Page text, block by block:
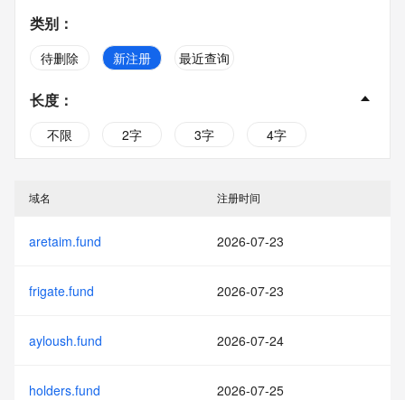
类别 ：
待删除 新注册 最近查询
长度 ：
不限 2字 3字
4字
域名 注册时间
aretaim.fund 2026-07-23
frigate.fund 2026-07-23
ayloush.fund 2026-07-24
holders.fund 2026-07-25